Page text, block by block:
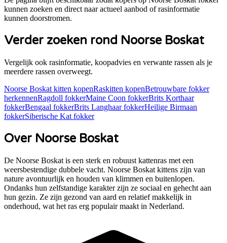
kunnen zoeken en direct naar actueel aanbod of rasinformatie
kunnen doorstromen.
Verder zoeken rond Noorse Boskat
Vergelijk ook rasinformatie, koopadvies en verwante rassen als je
meerdere rassen overweegt.
Noorse Boskat kitten kopenRaskitten kopenBetrouwbare fokker
herkennenRagdoll fokkerMaine Coon fokkerBrits Korthaar
fokkerBengaal fokkerBrits LanghaarfokkerHeilige Birmaan
fokkerSiberische Kat fokker
Over Noorse Boskat
De Noorse Boskat is een sterk en robuust kattenras met een
weersbestendige dubbele vacht. Noorse Boskat kittens zijn van
nature avontuurlijk en houden van klimmen en buitenlopen.
Ondanks hun zelfstandige karakter zijn ze sociaal en gehecht aan
hun gezin. Ze zijn gezond van aard en relatief makkelijk in
onderhoud, wat het ras erg populair maakt in Nederland.